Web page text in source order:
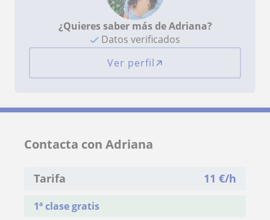
¿Quieres saber más de Adriana?
Datos verificados
Ver perfil
Contacta con Adriana
Tarifa 11 €/h
1ª clase gratis